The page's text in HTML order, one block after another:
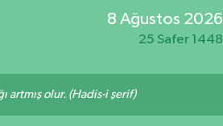
8 Ağustos 2026
25 Safer 1448
artmış olur. (Hadis-i şerif)